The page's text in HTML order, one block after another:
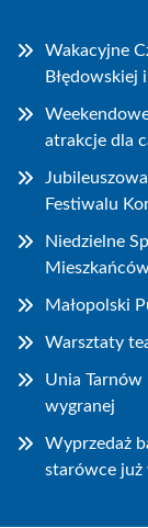
Wakacyjne
Błędowskiej
atrakcje dla
Festiwalu
Niedzielne
Małopolski
Warsztaty
Unia Tarnów
wygranej
Wyprzedaż
starówce już